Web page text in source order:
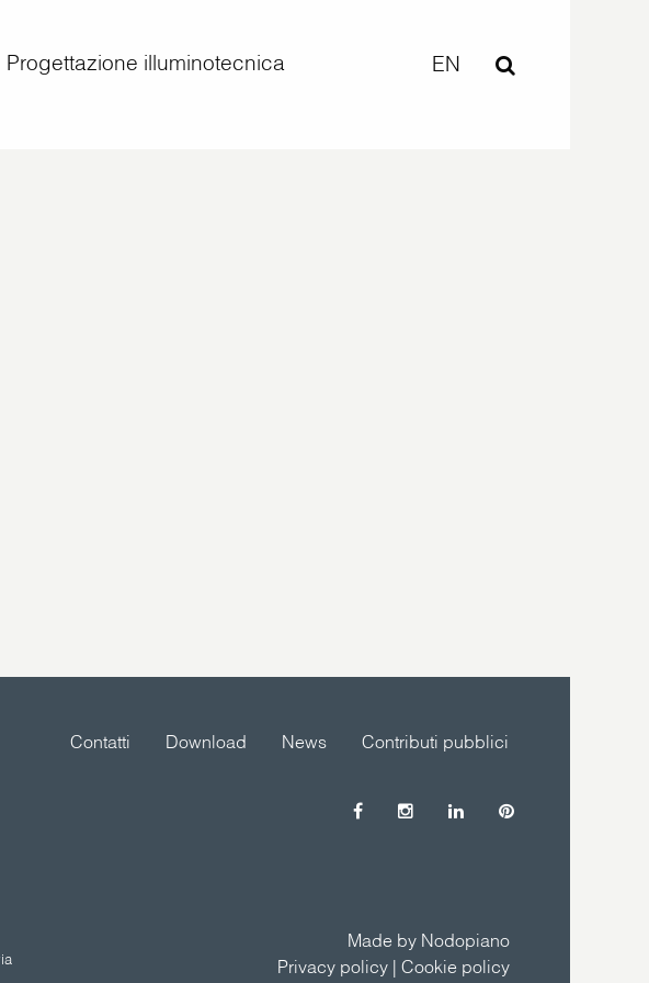
Progettazione illuminotecnica EN
Contributi pubblici
News
Download
Contatti
Made by Nodopiano
Privacy policy| Cookie policy